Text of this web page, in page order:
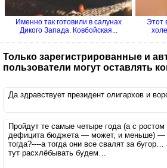
Именно так готовили в салунах
Дикого Запада. Ковбойская...
Этот
Только зарегистрированные и
пользователи могут оставлять
Да здравствует президент олигархов и
Пройдут те самые четыре года (а с ростом
дефицита бюджета — может, и меньше) —
тогда?----а тогда они все свалят за
тут расхлёбывать будем…